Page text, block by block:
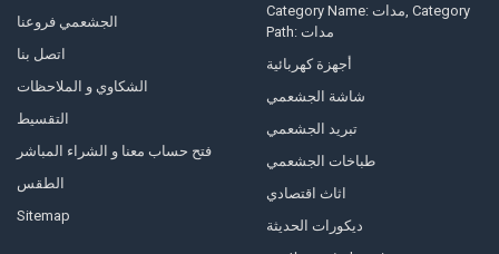
الجشعمي فروعنا
اتصل بنا
الشكاوي و الملاحظات
التقسيط
فتح حساب معنا و الشراء المباشر
الطقس
Sitemap
Category Name: مدات, Category
Path: مدات
أجهزة كهربائية
شاشة الجشعمي
تبريد الجشعمي
طباخات الجشعمي
اثاث اقتصادي
ديكورات الحديثة